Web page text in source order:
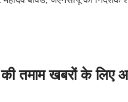
खबरों के लिए